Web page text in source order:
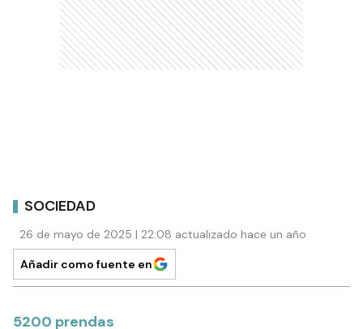
SOCIEDAD
26 de mayo de 2025 | 22:08 actualizado hace un año
Añadir como fuente en
5200 prendas